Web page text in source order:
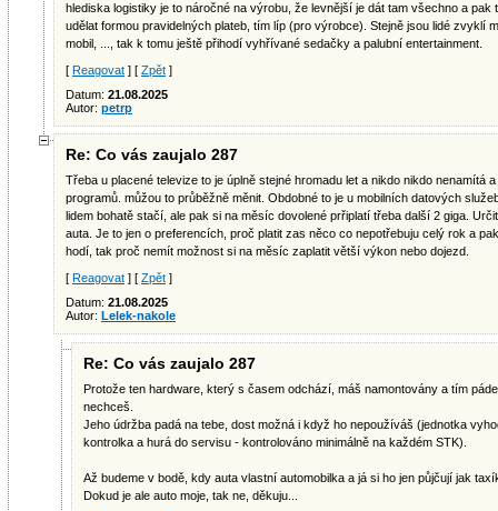
hlediska logistiky je to náročné na výrobu, že levnější je dát tam všechno a pak
udělat formou pravidelných plateb, tím líp (pro výrobce). Stejně jsou lidé zvyklí
mobil, ..., tak k tomu ještě přihodí vyhřívané sedačky a palubní entertainment.
[ Reagovat ] [ Zpět ]
Datum: 21.08.2025
Autor: petrp
Re: Co vás zaujalo 287
Třeba u placené televize to je úplně stejné hromadu let a nikdo nikdo nenamítá
programů. můžou to průběžně měnit. Obdobné to je u mobilních datových
lidem bohatě stačí, ale pak si na měsíc dovolené prřiplatí třeba další 2 giga.
auta. Je to jen o preferencích, proč platit zas něco co nepotřebuju celý rok a
hodí, tak proč nemít možnost si na měsíc zaplatit větší výkon nebo dojezd.
[ Reagovat ] [ Zpět ]
Datum: 21.08.2025
Autor: Lelek-nakole
Re: Co vás zaujalo 287
Protože ten hardware, který s časem odchází, máš namontovány a tím
nechceš.
Jeho údržba padá na tebe, dost možná i když ho nepoužíváš (jednotka
kontrolka a hurá do servisu - kontrolováno minimálně na každém STK).
Až budeme v bodě, kdy auta vlastní automobilka a já si ho jen půjčují jak
Dokud je ale auto moje, tak ne, děkuju...